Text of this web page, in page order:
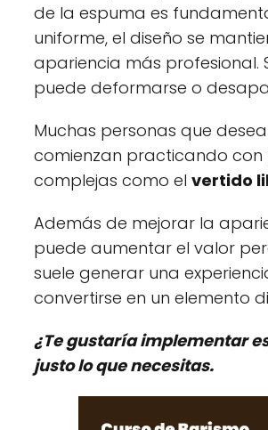
de la espuma es
uniforme, el diseño se
apariencia más profesional.
puede deformarse o
Muchas personas que
comienzan practicando
complejas como el vertido
Además de mejorar la
puede aumentar el valor
suele generar una
convertirse en un elemento
¿Te gustaría implementar
justo lo que necesitas.